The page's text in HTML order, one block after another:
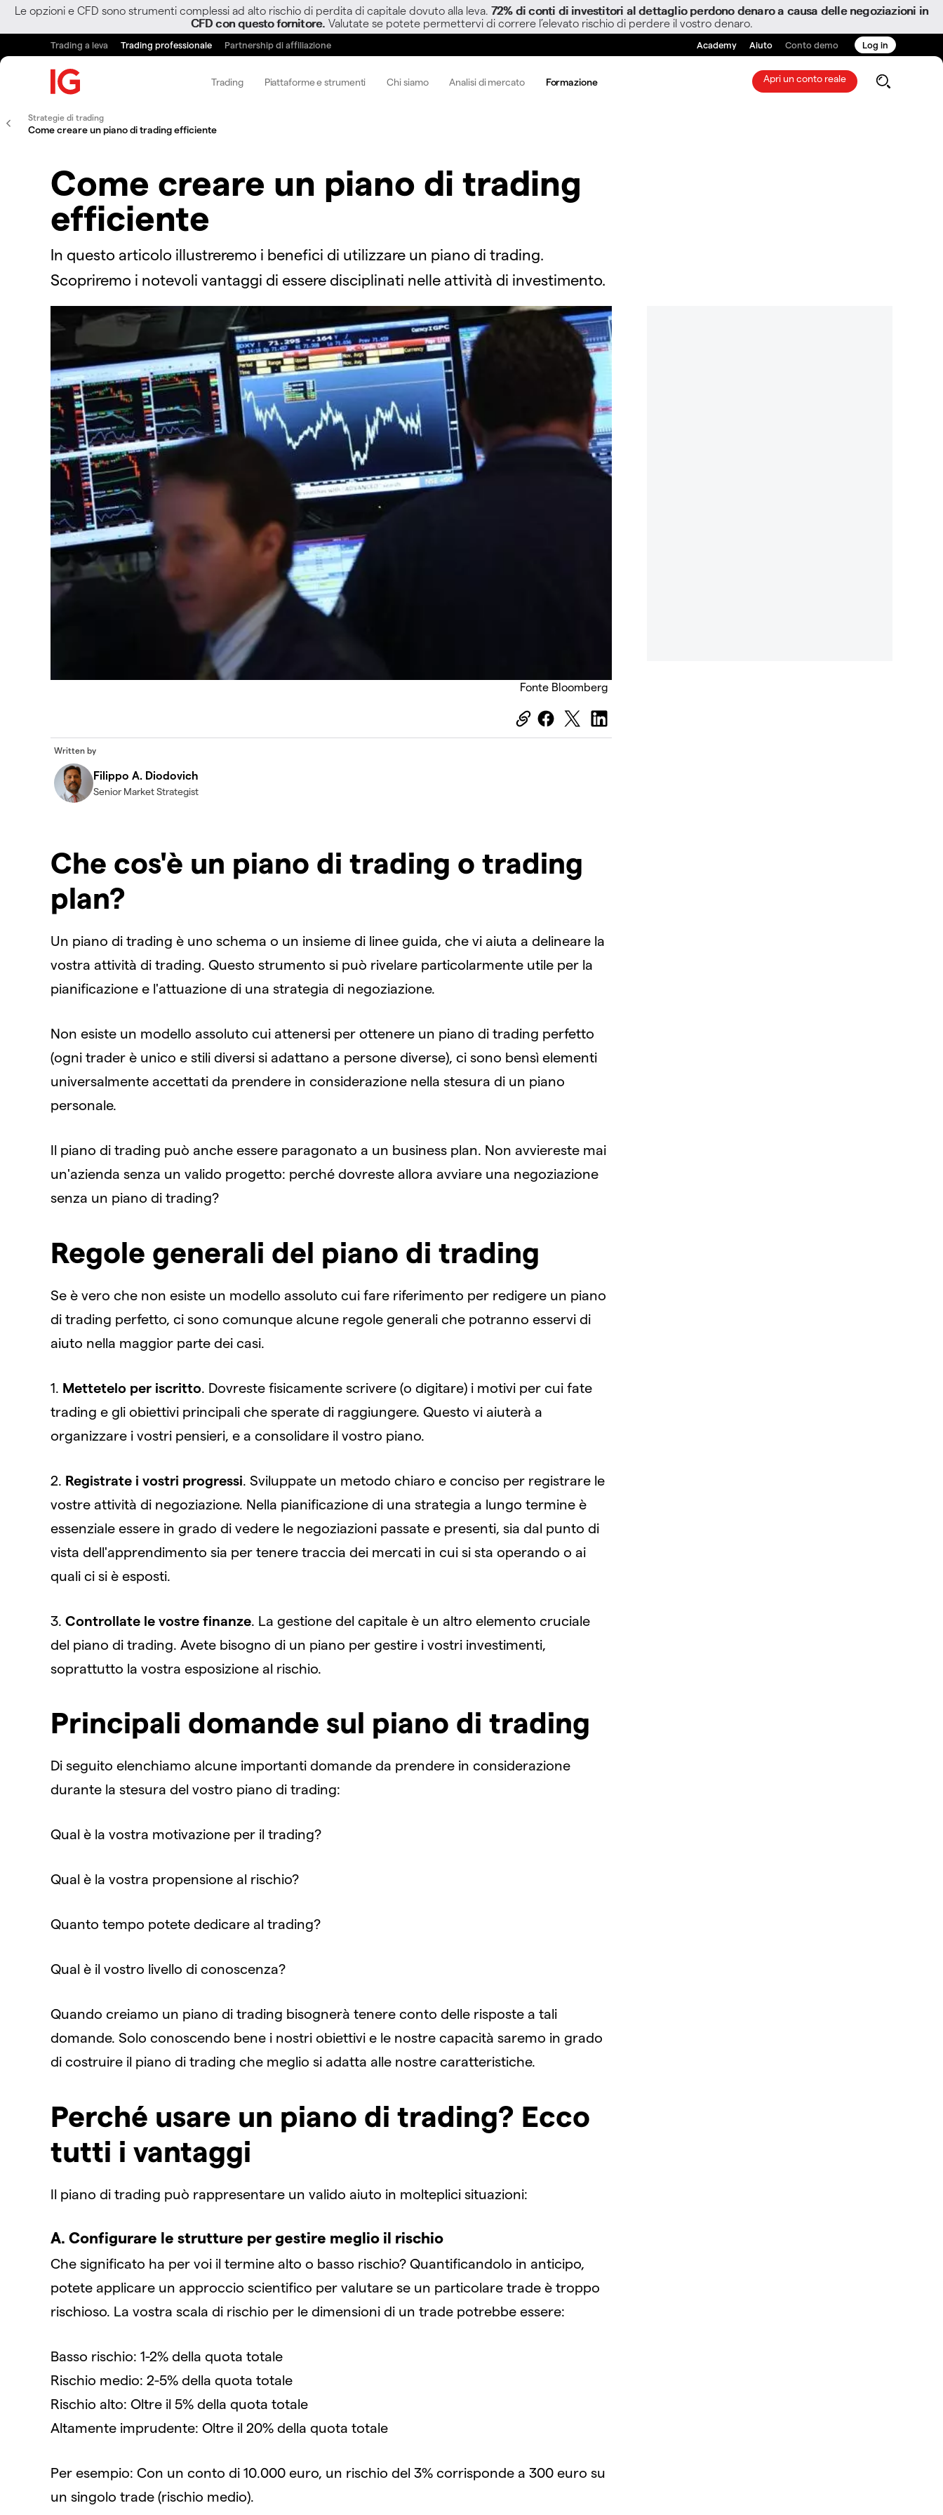
Le opzioni e CFD sono strumenti complessi ad alto rischio di perdita di capitale dovuto alla leva. 72% di conti di investitori al dettaglio perdono denaro a causa delle negoziazioni in
CFD con questo fornitore. Valutate se potete permettervi di correre l’elevato rischio di perdere il vostro denaro.
Trading a leva Trading professionale Partnership di affiliazione Academy Aiuto Conto demo Log in
Trading Piattaforme e strumenti Chi siamo Analisi di mercato Formazione Apri un conto reale
Strategie di trading
Come creare un piano di trading efficiente
Come creare un piano di trading
efficiente
In questo articolo illustreremo i benefici di utilizzare un piano di trading.
Scopriremo i notevoli vantaggi di essere disciplinati nelle attività di investimento.
Fonte Bloomberg
Written by
Filippo A. Diodovich
Senior Market Strategist
Che cos'è un piano di trading o trading
plan?
Un piano di trading è uno schema o un insieme di linee guida, che vi aiuta a delineare la
vostra attività di trading. Questo strumento si può rivelare particolarmente utile per la
pianificazione e l'attuazione di una strategia di negoziazione.
Non esiste un modello assoluto cui attenersi per ottenere un piano di trading perfetto
(ogni trader è unico e stili diversi si adattano a persone diverse), ci sono bensì elementi
universalmente accettati da prendere in considerazione nella stesura di un piano
personale.
Il piano di trading può anche essere paragonato a un business plan. Non avviereste mai
un'azienda senza un valido progetto: perché dovreste allora avviare una negoziazione
senza un piano di trading?
Regole generali del piano di trading
Se è vero che non esiste un modello assoluto cui fare riferimento per redigere un piano
di trading perfetto, ci sono comunque alcune regole generali che potranno esservi di
aiuto nella maggior parte dei casi.
1. Mettetelo per iscritto . Dovreste fisicamente scrivere (o digitare) i motivi per cui fate
trading e gli obiettivi principali che sperate di raggiungere. Questo vi aiuterà a
organizzare i vostri pensieri, e a consolidare il vostro piano.
2. Registrate i vostri progressi . Sviluppate un metodo chiaro e conciso per registrare le
vostre attività di negoziazione. Nella pianificazione di una strategia a lungo termine è
essenziale essere in grado di vedere le negoziazioni passate e presenti, sia dal punto di
vista dell'apprendimento sia per tenere traccia dei mercati in cui si sta operando o ai
quali ci si è esposti.
3. Controllate le vostre finanze . La gestione del capitale è un altro elemento cruciale
del piano di trading. Avete bisogno di un piano per gestire i vostri investimenti,
soprattutto la vostra esposizione al rischio.
Principali domande sul piano di trading
Di seguito elenchiamo alcune importanti domande da prendere in considerazione
durante la stesura del vostro piano di trading:
Qual è la vostra motivazione per il trading?
Qual è la vostra propensione al rischio?
Quanto tempo potete dedicare al trading?
Qual è il vostro livello di conoscenza?
Quando creiamo un piano di trading bisognerà tenere conto delle risposte a tali
domande. Solo conoscendo bene i nostri obiettivi e le nostre capacità saremo in grado
di costruire il piano di trading che meglio si adatta alle nostre caratteristiche.
Perché usare un piano di trading? Ecco
tutti i vantaggi
Il piano di trading può rappresentare un valido aiuto in molteplici situazioni:
A. Configurare le strutture per gestire meglio il rischio
Che significato ha per voi il termine alto o basso rischio? Quantificandolo in anticipo,
potete applicare un approccio scientifico per valutare se un particolare trade è troppo
rischioso. La vostra scala di rischio per le dimensioni di un trade potrebbe essere:
Basso rischio: 1-2% della quota totale
Rischio medio: 2-5% della quota totale
Rischio alto: Oltre il 5% della quota totale
Altamente imprudente: Oltre il 20% della quota totale
Per esempio: Con un conto di 10.000 euro, un rischio del 3% corrisponde a 300 euro su
un singolo trade (rischio medio).